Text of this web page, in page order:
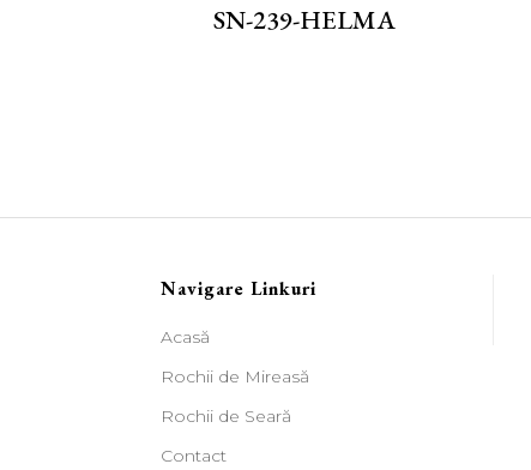
SN-239-HELMA
Navigare Linkuri
Acasă
Rochii de Mireasă
Rochii de Seară
Contact